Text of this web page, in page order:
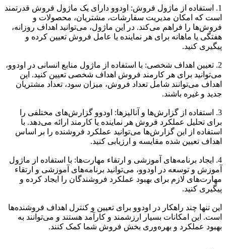
1. استفاده از ماژول فروش: اودوو دارای یک ماژول فروش قدرتمند
است که امکان مدیریت سفارشات، مشتریان، محصولات و
فروش‌ها را فراهم می‌کند. در این ماژول، می‌توانید اهداف روزانه،
هفتگی یا ماهانه برای هر نماینده یا عامل فروش تعیین کرده و
پیگیری کنید.
2. تعیین اهداف شخصی: با استفاده از ماژول منابع انسانی در اودوو،
می‌توانید برای هر کارمند فروش اهداف شخصی تعیین کنید. این
اهداف می‌توانند شامل تعداد فروش، میزان سود، تعداد مشتریان
جدید و غیره باشند.
3. استفاده از گزارش‌ها و آنالیز‌ها: اودوو گزارش‌های مختلفی را
برای تحلیل عملکرد فروش هر نماینده یا کارمند ارائه می‌دهد. با
استفاده از این گزارش‌ها می‌توانید عملکرد فروشنده را بر اساس
اهداف تعیین شده مقایسه و ارزیابی کنید.
4. ایجاد برنامه‌های آموزشی و ارتقاء مهارت‌ها: با استفاده از ماژول
آموزش و توسعه در اودوو، می‌توانید برنامه‌های آموزشی و ارتقاء
مهارت‌های لازم برای بهبود عملکرد فروشندگان را ایجاد کرده و
پیگیری کنید.
این تنها چند راهکار در اودوو برای تعیین و کنترل اهداف فروشنده‌ها
است. این امکانات بسیار ارزشمند و کارآمد هستند و می‌توانند به
بهبود عملکرد و بهره‌وری بخش فروش شما کمک کنند.